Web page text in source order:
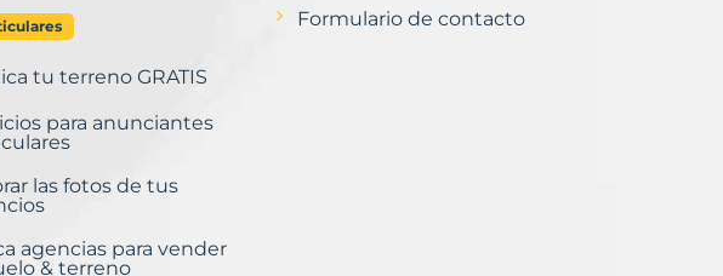
tu terreno GRATIS
para anunciantes
las fotos de tus
agencias para vender
& terreno
Formulario de contacto